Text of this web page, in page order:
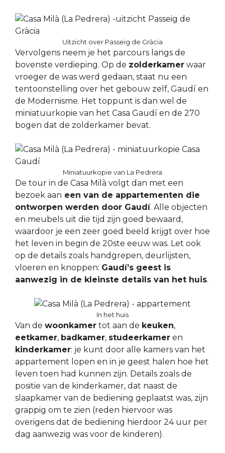
Uitzicht over Passeig de Gràcia
Vervolgens neem je het parcours langs de
bovenste verdieping. Op de zolderkamer waar
vroeger de was werd gedaan, staat nu een
tentoonstelling over het gebouw zelf, Gaudí en
de Modernisme. Het toppunt is dan wel de
miniatuurkopie van het Casa Gaudí en de 270
bogen dat de zolderkamer bevat.
Miniatuurkopie van La Pedrera
De tour in de Casa Milà volgt dan met een
bezoek aan een van de appartementen die
ontworpen werden door Gaudí. Alle objecten
en meubels uit die tijd zijn goed bewaard,
waardoor je een zeer goed beeld krijgt over hoe
het leven in begin de 20ste eeuw was. Let ook
op de details zoals handgrepen, deurlijsten,
vloeren en knoppen: Gaudí’s geest is
aanwezig in de kleinste details van het huis.
In het huis
Van de woonkamer tot aan de keuken,
eetkamer, badkamer, studeerkamer en
kinderkamer: je kunt door alle kamers van het
appartement lopen en in je geest halen hoe het
leven toen had kunnen zijn. Details zoals de
positie van de kinderkamer, dat naast de
slaapkamer van de bediening geplaatst was, zijn
grappig om te zien (reden hiervoor was
overigens dat de bediening hierdoor 24 uur per
dag aanwezig was voor de kinderen).